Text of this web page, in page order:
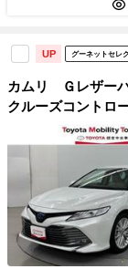
UP グーネットセレ
カムリ Ｇレザー
クルーズコント
システム ドライ
アバッグ ＡＢＳ